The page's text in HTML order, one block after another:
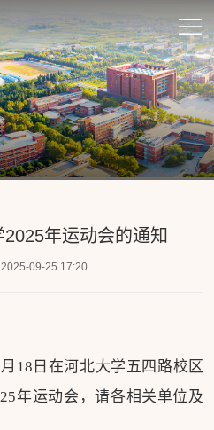
年运动会的通知
09-25 17:20
18日在河北大学五四路校区
年运动会，请各相关单位及